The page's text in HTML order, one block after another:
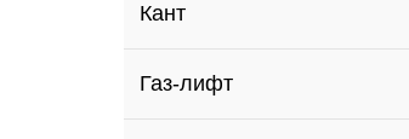
Кант
Газ-лифт